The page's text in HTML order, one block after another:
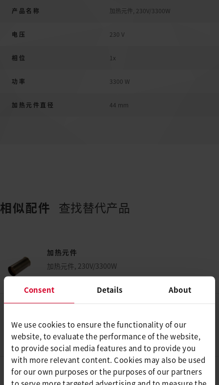
Consent Details About
We use cookies to ensure the functionality of our
website, to evaluate the performance of the website,
to provide social media features and to provide you
with more relevant content. Cookies may also be used
for our own purposes or the purposes of our partners
产品名称 加热元件, 230V/3300W
电压 230 V
相位 1x
功率 3300 W
加热元件直径 44 mm
相似配件 查找替代产品
加热元件
加热元件, 230V/3300W
124.322
加热元件，230V/2200W
116.900